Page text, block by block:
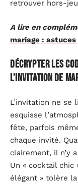
retrouver hors-
A lire en
mariage :
Décrypter les
l’invitation de
L’invitation ne se
esquisse
fête, parfois
chaque invité.
clairement, il n’y
Un « cocktail chic
élégant » tolère